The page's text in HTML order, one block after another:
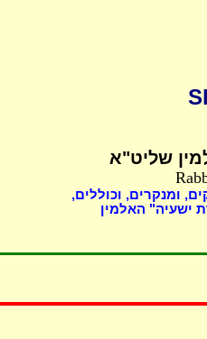
שליט"א
ומנקרים, וכוללים,
ישעיה" האלמין